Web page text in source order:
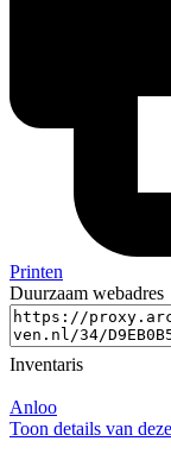
Printen
Duurzaam webadres
Inventaris
Anloo
Toon details van